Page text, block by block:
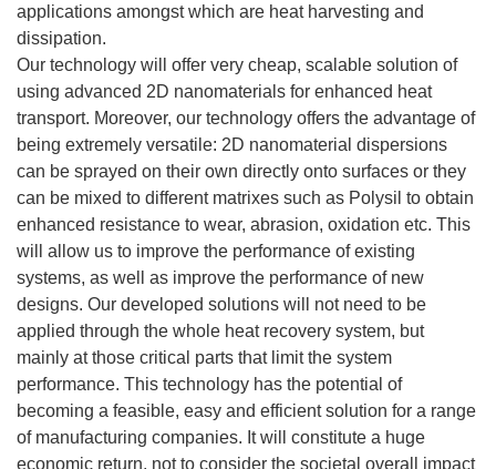
applications amongst which are heat harvesting and
dissipation.
Our technology will offer very cheap, scalable solution of
using advanced 2D nanomaterials for enhanced heat
transport. Moreover, our technology offers the advantage of
being extremely versatile: 2D nanomaterial dispersions
can be sprayed on their own directly onto surfaces or they
can be mixed to different matrixes such as Polysil to obtain
enhanced resistance to wear, abrasion, oxidation etc. This
will allow us to improve the performance of existing
systems, as well as improve the performance of new
designs. Our developed solutions will not need to be
applied through the whole heat recovery system, but
mainly at those critical parts that limit the system
performance. This technology has the potential of
becoming a feasible, easy and efficient solution for a range
of manufacturing companies. It will constitute a huge
economic return, not to consider the societal overall impact